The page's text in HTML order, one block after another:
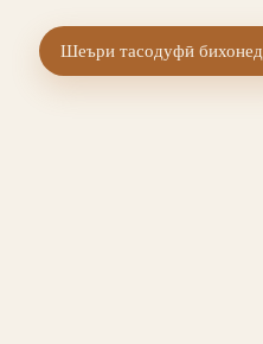
Шеъри тасодуфӣ бихонед